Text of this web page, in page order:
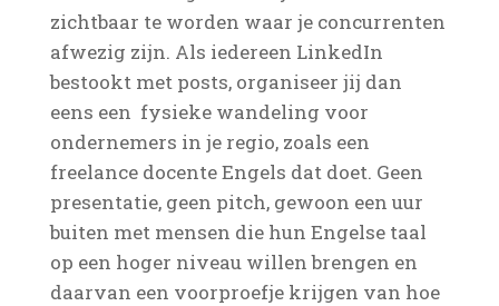
zichtbaar te worden waar je concurrenten
afwezig zijn. Als iedereen LinkedIn
bestookt met posts, organiseer jij dan
eens een fysieke wandeling voor
ondernemers in je regio, zoals een
freelance docente Engels dat doet. Geen
presentatie, geen pitch, gewoon een uur
buiten met mensen die hun Engelse taal
op een hoger niveau willen brengen en
daarvan een voorproefje krijgen van hoe